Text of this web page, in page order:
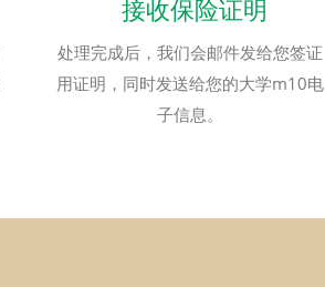
接收保险证明
处理完成后，我们会邮件发给您签证
用证明，同时发送给您的大学m10电
子信息。